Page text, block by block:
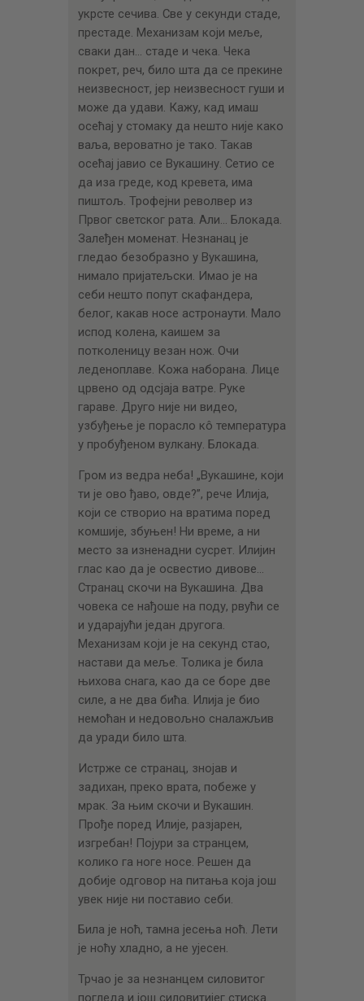
укрсте сечива. Све у секунди стаде,
престаде. Механизам који меље,
сваки дан… стаде и чека. Чека
покрет, реч, било шта да се прекине
неизвесност, јер неизвесност гуши и
може да удави. Кажу, кад имаш
осећај у стомаку да нешто није како
ваља, вероватно је тако. Такав
осећај јавио се Вукашину. Сетио се
да иза греде, код кревета, има
пиштољ. Трофејни револвер из
Првог светског рата. Али… Блокада.
Залеђен моменат. Незнанац је
гледао безобразно у Вукашина,
нимало пријатељски. Имао је на
себи нешто попут скафандера,
белог, какав носе астронаути. Мало
испод колена, каишем за
потколеницу везан нож. Очи
леденоплаве. Кожа наборана. Лице
црвено од одсјаја ватре. Руке
гараве. Друго није ни видео,
узбуђење је порасло кô температура
у пробуђеном вулкану. Блокада.
Гром из ведра неба! „Вукашине, који
ти је ово ђаво, овде?”, рече Илија,
који се створио на вратима поред
комшије, збуњен! Ни време, а ни
место за изненадни сусрет. Илијин
глас као да је освестио дивове…
Странац скочи на Вукашина. Два
човека се нађоше на поду, рвући се
и ударајући један другога.
Механизам који је на секунд стао,
настави да меље. Толика је била
њихова снага, као да се боре две
силе, а не два бића. Илија је био
немоћан и недовољно сналажљив
да уради било шта.
Истрже се странац, знојав и
задихан, преко врата, побеже у
мрак. За њим скочи и Вукашин.
Прође поред Илије, разјарен,
изгребан! Појури за странцем,
колико га ноге носе. Решен да
добије одговор на питања која још
увек није ни поставио себи.
Била је ноћ, тамна јесења ноћ. Лети
је ноћу хладно, а не ујесен.
Трчао је за незнанцем силовитог
погледа и још силовитијег стиска.